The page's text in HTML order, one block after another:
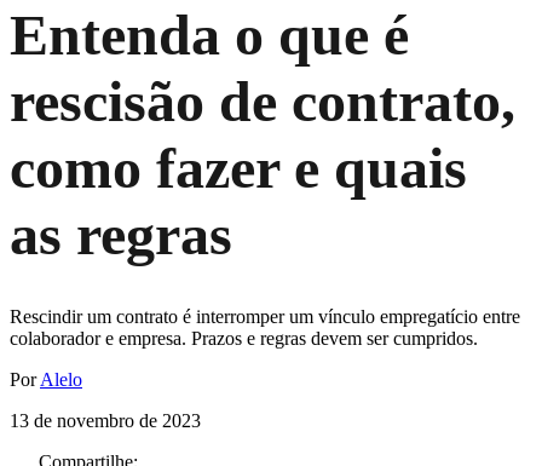
Entenda o que é
rescisão de contrato,
como fazer e quais
as regras
Rescindir um contrato é interromper um vínculo empregatício entre
colaborador e empresa. Prazos e regras devem ser cumpridos.
PorAlelo
13 de novembro de 2023